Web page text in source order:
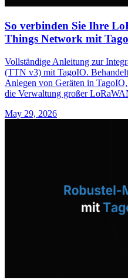
So verbinden Sie Ihre
Things Network mit
Vollständige Anleitung zur
(TTN v3) mit TagoIO.
Anlegen von Geräten in
die Verwaltung großer
May 29, 2026